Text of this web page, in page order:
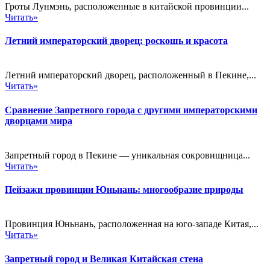
Гроты Лунмэнь, расположенные в китайской провинции...
Читать»
Летний императорский дворец: роскошь и красота
Летний императорский дворец, расположенный в Пекине,...
Читать»
Сравнение Запретного города с другими императорскими
дворцами мира
Запретный город в Пекине — уникальная сокровищница...
Читать»
Пейзажи провинции Юньнань: многообразие природы
Провинция Юньнань, расположенная на юго-западе Китая,...
Читать»
Запретный город и Великая Китайская стена